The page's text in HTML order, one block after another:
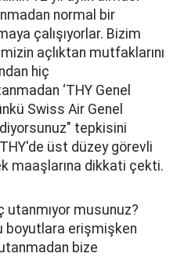
normal bir
çalışıyorlar. Bizim
açlıktan mutfaklarını
hiç
‘THY Genel
Swiss Air Genel
diyorsunuz" tepkisini
üst düzey görevli
maaşlarına dikkati çekti.
utanmıyor musunuz?
boyutlara erişmişken
bize